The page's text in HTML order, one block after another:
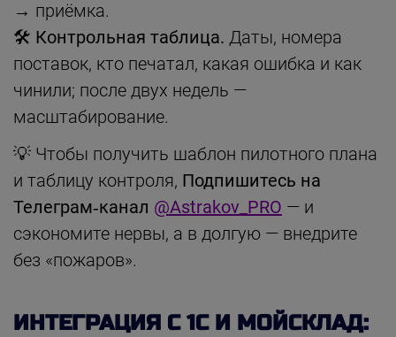
→ приёмка.
🛠 Контрольная таблица. Даты, номера
поставок, кто печатал, какая ошибка и как
чинили; после двух недель —
масштабирование.
💡 Чтобы получить шаблон пилотного плана
и таблицу контроля, Подпишитесь на
Телеграм‑канал @Astrakov_PRO — и
сэкономите нервы, а в долгую — внедрите
без «пожаров».
ИНТЕГРАЦИЯ С 1С И МОЙСКЛАД: